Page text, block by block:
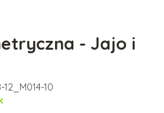
- Jajo i
12_M014-10